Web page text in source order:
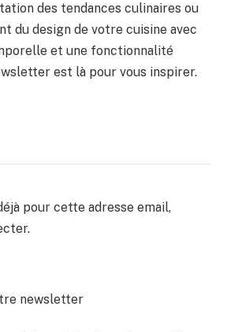
des tendances culinaires ou
du design de votre cuisine avec
et une fonctionnalité
est là pour vous inspirer.
pour cette adresse email,
newsletter